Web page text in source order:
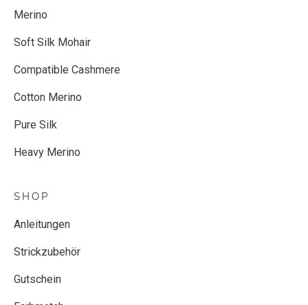
Merino
Soft Silk Mohair
Compatible Cashmere
Cotton Merino
Pure Silk
Heavy Merino
SHOP
Anleitungen
Strickzubehör
Gutschein